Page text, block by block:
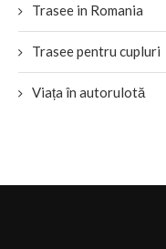
Trasee in Romania
Trasee pentru cupluri
Viața în autorulotă